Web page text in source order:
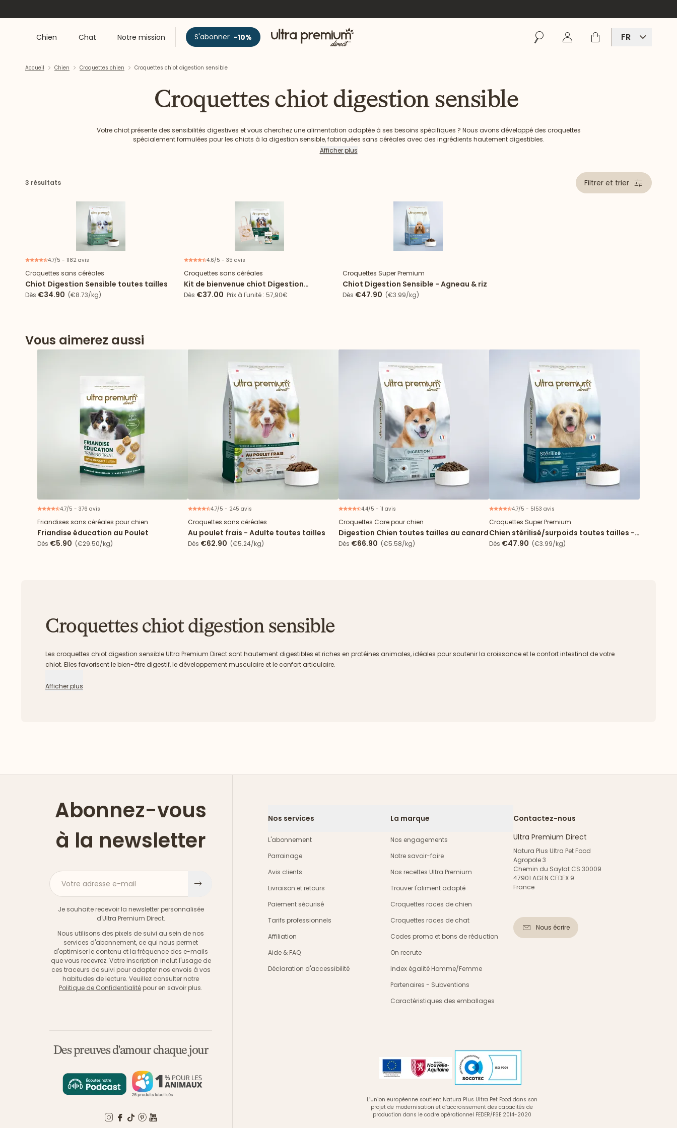
Chien Chat Notre mission S'abonner -10% Accueil RechercherSe connecter
Panier FR
Accueil Chien Croquettes chien Croquettes chiot digestion sensible
Croquettes chiot digestion sensible
Votre chiot présente des sensibilités digestives et vous cherchez une alimentation adaptée à ses besoins spécifiques ? Nous avons développé des croquettes
spécialement formulées pour les chiots à la digestion sensible, fabriquées sans céréales avec des ingrédients hautement digestibles.
Afficher plus
3 résultats Filtrer et trier
4.7/5 - 1182 avis
Croquettes sans céréales
Chiot Digestion Sensible toutes tailles
Dès €34.90 (€8.73/kg)
4.6/5 - 35 avis
Croquettes sans céréales
Kit de bienvenue chiot Digestion
Sensible toutes tailles
Dès €37.00 Prix à l'unité : 57,90€
Croquettes Super Premium
Chiot Digestion Sensible - Agneau & riz
Dès €47.90 (€3.99/kg)
Vous aimerez aussi
4.7/5 - 376 avis
Friandises sans céréales pour chien
Friandise éducation au Poulet
Dès €5.90 (€29.50/kg)
4.7/5 - 245 avis
Croquettes sans céréales
Au poulet frais - Adulte toutes tailles
Dès €62.90 (€5.24/kg)
4.4/5 - 11 avis
Croquettes Care pour chien
Digestion Chien toutes tailles au canard
Dès €66.90 (€5.58/kg)
4.7/5 - 5153 avis
Croquettes Super Premium
Chien stérilisé/surpoids toutes tailles -
Light
Dès €47.90 (€3.99/kg)
Croquettes chiot digestion sensible
Les croquettes chiot digestion sensible Ultra Premium Direct sont hautement digestibles et riches en protéines animales, idéales pour soutenir la croissance et le confort intestinal de votre
chiot. Elles favorisent le bien-être digestif, le développement musculaire et le confort articulaire.
Afficher plus
Abonnez-vous
à la newsletter
Votre adresse e-mail
Je souhaite recevoir la newsletter personnalisée
d'Ultra Premium Direct.
Nous utilisons des pixels de suivi au sein de nos
services d'abonnement, ce qui nous permet
d'optimiser le contenu et la fréquence des e-mails
que vous recevrez. Votre inscription inclut l'usage de
ces traceurs de suivi pour adapter nos envois à vos
habitudes de lecture. Veuillez consulter notre
Politique de Confidentialité pour en savoir plus.
Des preuves d'amour chaque jour
Nos services
L'abonnement
Parrainage
Avis clients
Livraison et retours
Paiement sécurisé
Tarifs professionnels
Affiliation
Aide & FAQ
Déclaration d'accessibilité
La marque
Nos engagements
Notre savoir-faire
Nos recettes Ultra Premium
Trouver l'aliment adapté
Croquettes races de chien
Croquettes races de chat
Codes promo et bons de réduction
On recrute
Index égalité Homme/Femme
Partenaires - Subventions
Caractéristiques des emballages
Contactez-nous
Ultra Premium Direct
Natura Plus Ultra Pet Food
Agropole 3
Chemin du Saylat CS 30009
47901 AGEN CEDEX 9
France
Nous écrire
L’Union européenne soutient Natura Plus Ultra Pet Food dans son
projet de modernisation et d’accroissement des capacités de
production dans le cadre opérationnel FEDER/FSE 2014-2020